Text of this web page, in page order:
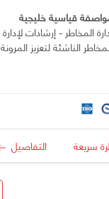
قياسية خليجية
المخاطر - إرشادات لإدارة
الناشئة لتعزيز المرونة
سريعة التفاصيل